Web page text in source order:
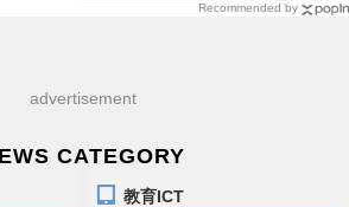
Recommended by
advertisement
CATEGORY
教育ICT